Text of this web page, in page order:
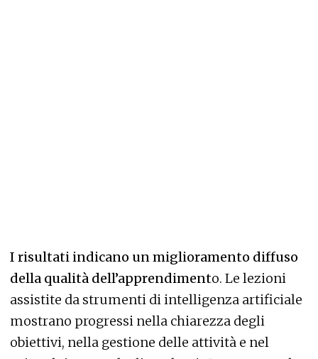
I risultati indicano un miglioramento diffuso
della qualità dell’apprendimento. Le lezioni
assistite da strumenti di intelligenza artificiale
mostrano progressi nella chiarezza degli
obiettivi, nella gestione delle attività e nel